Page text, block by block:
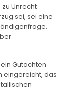
Unrecht
sei, sei eine
Gutachten
eingereicht, das